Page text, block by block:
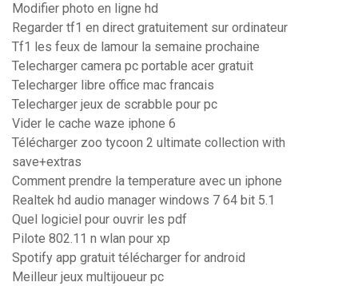
Modifier photo en ligne hd
Regarder tf1 en direct gratuitement sur ordinateur
Tf1 les feux de lamour la semaine prochaine
Telecharger camera pc portable acer gratuit
Telecharger libre office mac francais
Telecharger jeux de scrabble pour pc
Vider le cache waze iphone 6
Télécharger zoo tycoon 2 ultimate collection with
save+extras
Comment prendre la temperature avec un iphone
Realtek hd audio manager windows 7 64 bit 5.1
Quel logiciel pour ouvrir les pdf
Pilote 802.11 n wlan pour xp
Spotify app gratuit télécharger for android
Meilleur jeux multijoueur pc